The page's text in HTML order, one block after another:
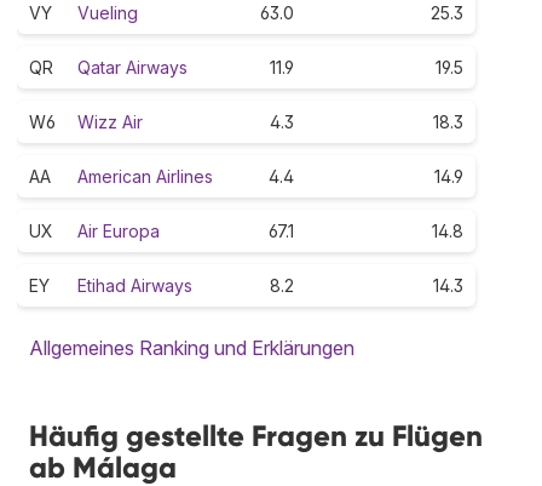
VY Vueling 63.0 25.3
QR Qatar Airways 11.9 19.5
W6 Wizz Air 4.3 18.3
AA American Airlines 4.4 14.9
UX Air Europa 67.1 14.8
EY Etihad Airways 8.2 14.3
Allgemeines Ranking und Erklärungen
Häufig gestellte Fragen zu Flügen
ab Málaga